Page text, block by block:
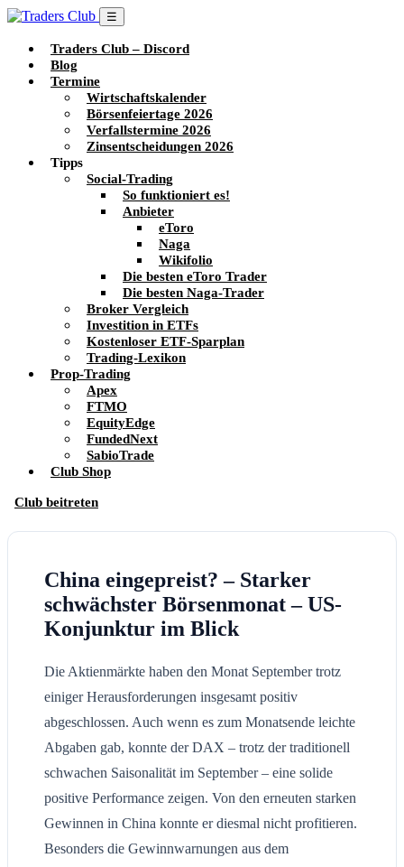
☰
Traders Club – Discord
Blog
Termine
Wirtschaftskalender
Börsenfeiertage 2026
Verfallstermine 2026
Zinsentscheidungen 2026
Tipps
Social-Trading
So funktioniert es!
Anbieter
eToro
Naga
Wikifolio
Die besten eToro Trader
Die besten Naga-Trader
Broker Vergleich
Investition in ETFs
Kostenloser ETF-Sparplan
Trading-Lexikon
Prop-Trading
Apex
FTMO
EquityEdge
FundedNext
SabioTrade
Club Shop
Club beitreten
China eingepreist? – Starker
schwächster Börsenmonat – US-
Konjunktur im Blick
Die Aktienmärkte haben den Monat September trotz
einiger Herausforderungen insgesamt positiv
abgeschlossen. Auch wenn es zum Monatsende leichte
Abgaben gab, konnte der DAX – trotz der traditionell
schwachen Saisonalität im September – eine solide
positive Performance zeigen. Von den erneuten starken
Gewinnen in China konnte er diesmal nicht profitieren.
Besonders die Gewinnwarnungen aus dem